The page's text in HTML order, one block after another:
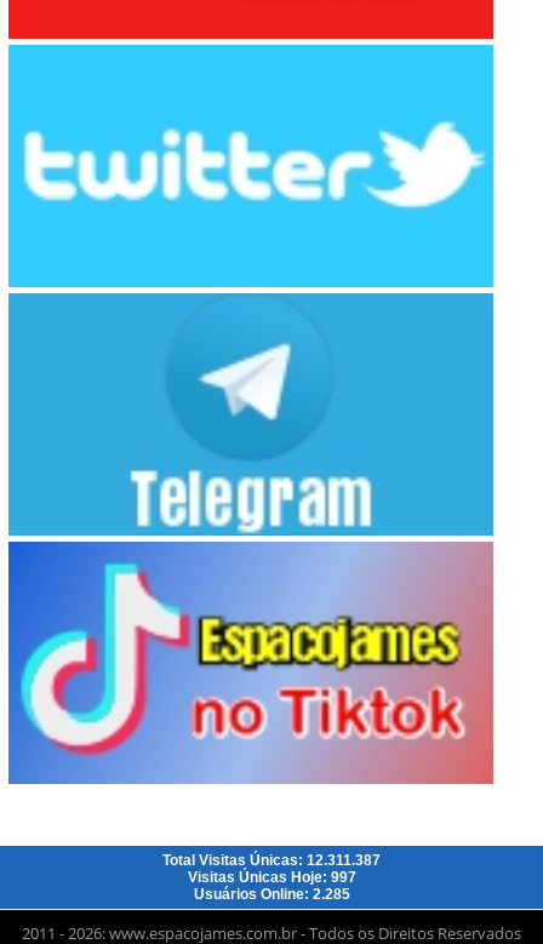
Total Visitas Únicas: 12.311.387
Visitas Únicas Hoje: 997
Usuários Online: 2.285
2011 - 2026: www.espacojames.com.br - Todos os Direitos Reservados